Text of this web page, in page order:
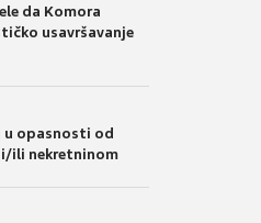
da Komora
usavršavanje
u opasnosti od
i/ili nekretninom